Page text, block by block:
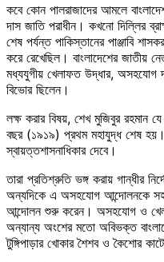
কবে কোন পালরাজাদের আমলে
দাস জাতি পরাধীন। কখনো দিল্লির
শেষ পর্যন্ত পাকিস্তানের পাঞ্জাবি
করে রেখেছিল। বাংলাদেশের জাতীয়
মধ্যযুগীয় খেলাফত উদ্ধার, অসহযোগ
বিভোর ছিলেন।
লক্ষ করার বিষয়, শেখ মুজিবুর রহমান
বছর (১৯১৯) প্রথম মহাযুদ্ধ শেষ হয়।
স্বায়ত্তশাসনাধিকার দেবে।
তারা প্রতিশ্রুতি ভঙ্গ করায় গান্ধীর
অন্যদিকে এ অসহযোগ আন্দোলনকে
আন্দোলন শুরু করেন। অসহযোগ ও
অন্যান্য অংশের মতো অবিভক্ত
টুঙ্গিপাড়ার খোকার শৈশব ও কৈশোর